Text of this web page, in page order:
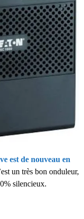
est de nouveau en
un très bon onduleur,
silencieux.